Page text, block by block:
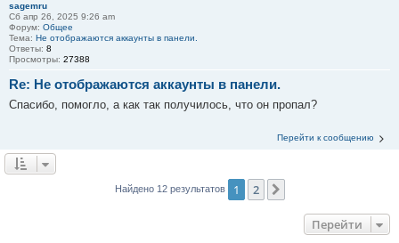
sagemru
Сб апр 26, 2025 9:26 am
Форум: Общее
Тема: Не отображаются аккаунты в панели.
Ответы: 8
Просмотры: 27388
Re: Не отображаются аккаунты в панели.
Спасибо, помогло, а как так получилось, что он пропал?
Перейти к сообщению
Найдено 12 результатов 1 2
Перейти